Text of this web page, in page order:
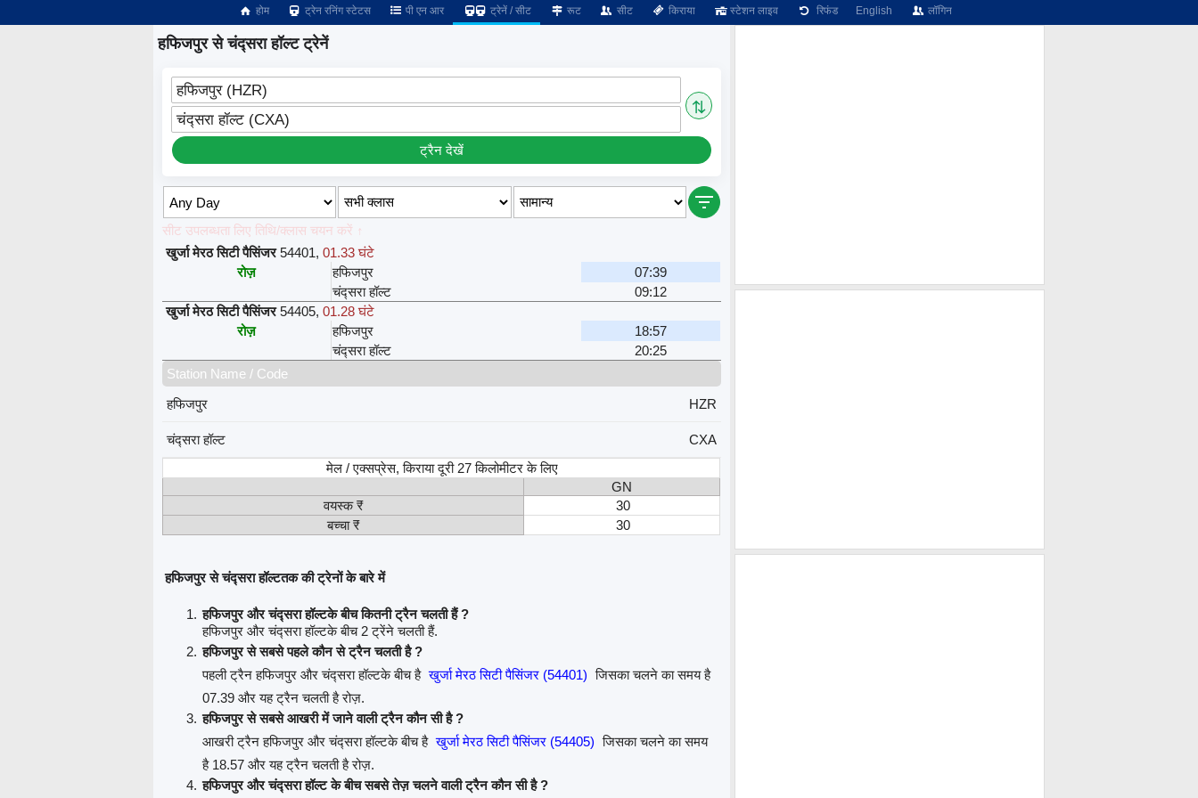
होम ट्रेन रनिंग स्टेटस पी एन आर ट्रेनें / सीट रूट सीट किराया स्टेशन लाइव रिफंड English लॉगिन
हफिजपुर से चंद्सरा हॉल्ट ट्रेनें
हफिजपुर (HZR)
⇅
चंद्सरा हॉल्ट (CXA)
ट्रैन देखें
सीट उपलब्धता लिए तिथि/क्लास चयन करें ↑
खुर्जा मेरठ सिटी पैसिंजर 54401,01.33 घंटे
रोज़
हफिजपुर
07:39
चंद्सरा हॉल्ट
09:12
खुर्जा मेरठ सिटी पैसिंजर 54405,01.28 घंटे
रोज़
हफिजपुर
18:57
चंद्सरा हॉल्ट
20:25
Station Name / Code
हफिजपुर
HZR
चंद्सरा हॉल्ट
CXA
मेल / एक्सप्रेस, किराया दूरी 27 किलोमीटर के लिए
GN
वयस्क ₹
30
बच्चा ₹
30
हफिजपुर से चंद्सरा हॉल्टतक की ट्रेनों के बारे में
हफिजपुर और चंद्सरा हॉल्टके बीच कितनी ट्रैन चलती हैं ?
हफिजपुर और चंद्सरा हॉल्टके बीच 2 ट्रेंने चलती हैं.
हफिजपुर से सबसे पहले कौन से ट्रैन चलती है ?
पहली ट्रैन हफिजपुर और चंद्सरा हॉल्टके बीच है खुर्जा मेरठ सिटी पैसिंजर (54401) जिसका चलने का समय है
07.39 और यह ट्रैन चलती है रोज़.
हफिजपुर से सबसे आखरी में जाने वाली ट्रैन कौन सी है ?
आखरी ट्रैन हफिजपुर और चंद्सरा हॉल्टके बीच है खुर्जा मेरठ सिटी पैसिंजर (54405) जिसका चलने का समय
है 18.57 और यह ट्रैन चलती है रोज़.
हफिजपुर और चंद्सरा हॉल्ट के बीच सबसे तेज़ चलने वाली ट्रैन कौन सी है ?